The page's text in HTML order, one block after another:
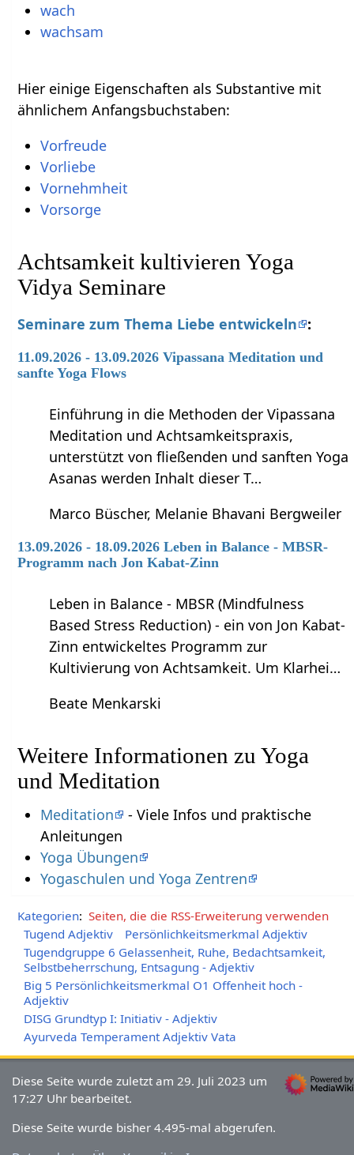
wach
wachsam
Hier einige Eigenschaften als Substantive mit
ähnlichem Anfangsbuchstaben:
Vorfreude
Vorliebe
Vornehmheit
Vorsorge
Achtsamkeit kultivieren Yoga
Vidya Seminare
Seminare zum Thema Liebe entwickeln :
11.09.2026 - 13.09.2026 Vipassana Meditation und
sanfte Yoga Flows
Einführung in die Methoden der Vipassana
Meditation und Achtsamkeitspraxis,
unterstützt von fließenden und sanften Yoga
Asanas werden Inhalt dieser T…
Marco Büscher, Melanie Bhavani Bergweiler
13.09.2026 - 18.09.2026 Leben in Balance - MBSR-
Programm nach Jon Kabat-Zinn
Leben in Balance - MBSR (Mindfulness
Based Stress Reduction) - ein von Jon Kabat-
Zinn entwickeltes Programm zur
Kultivierung von Achtsamkeit. Um Klarhei…
Beate Menkarski
Weitere Informationen zu Yoga
und Meditation
Meditation
- Viele Infos und praktische
Anleitungen
Yoga Übungen
Yogaschulen und Yoga Zentren
Kategorien: Seiten, die die RSS-Erweiterung verwenden
Tugend Adjektiv
Persönlichkeitsmerkmal Adjektiv
Tugendgruppe 6 Gelassenheit, Ruhe, Bedachtsamkeit,
Selbstbeherrschung, Entsagung - Adjektiv
Big 5 Persönlichkeitsmerkmal O1 Offenheit hoch -
Adjektiv
DISG Grundtyp I: Initiativ - Adjektiv
Ayurveda Temperament Adjektiv Vata
Diese Seite wurde zuletzt am 29. Juli 2023 um
17:27 Uhr bearbeitet.
Diese Seite wurde bisher 4.495-mal abgerufen.